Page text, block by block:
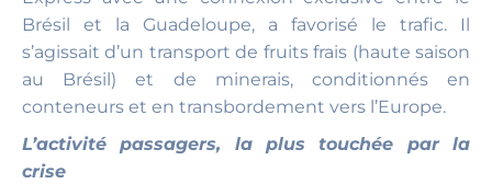
Brésil et la Guadeloupe, a favorisé le trafic. Il
s’agissait d’un transport de fruits frais (haute saison
au Brésil) et de minerais, conditionnés en
conteneurs et en transbordement vers l’Europe.
L’activité passagers, la plus touchée par la
crise